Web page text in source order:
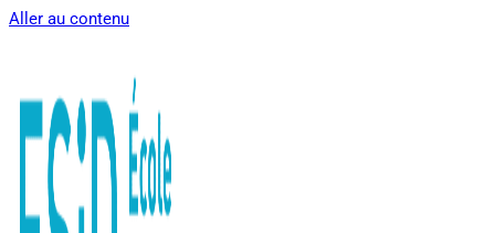
Aller au contenu